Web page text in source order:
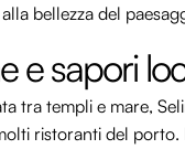
bellezza del
e sapori
tra templi e mare,
ristoranti del